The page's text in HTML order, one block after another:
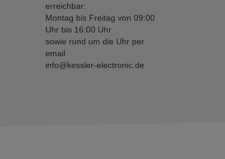
erreichbar:
Montag bis Freitag von 09:00
Uhr bis 16:00 Uhr
sowie rund um die Uhr per
email
info@kessler-electronic.de